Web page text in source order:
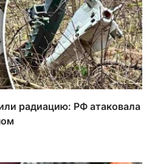
радиацию: РФ атаковала